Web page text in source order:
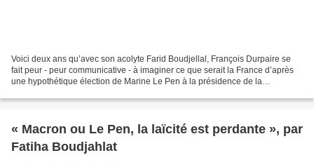
Voici deux ans qu’avec son acolyte Farid Boudjellal, François Durpaire se
fait peur - peur communicative - à imaginer ce que serait la France d’après
une hypothétique élection de Marine Le Pen à la présidence de la
« Macron ou Le Pen, la laïcité est perdante », par
Fatiha Boudjahlat